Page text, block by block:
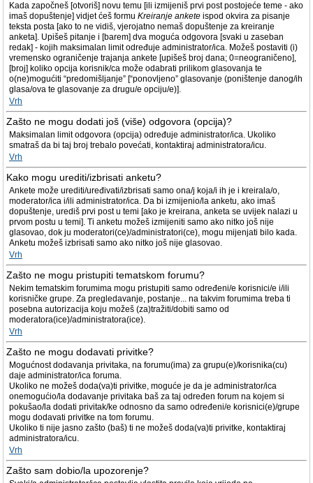
Kada započneš [otvoriš] novu temu [ili izmijeniš prvi post postojeće teme - ako
imaš dopuštenje] vidjet ćeš formu Kreiranje ankete ispod okvira za pisanje
teksta posta [ako to ne vidiš, vjerojatno nemaš dopuštenje za kreiranje
anketa]. Upišeš pitanje i [barem] dva moguća odgovora [svaki u zaseban
redak] - kojih maksimalan limit određuje administrator/ica. Možeš postaviti (i)
vremensko ograničenje trajanja ankete [upišeš broj dana; 0=neograničeno],
[broj] koliko opcija korisnik/ca može odabrati prilikom glasovanja te
o(ne)mogućiti “predomišljanje” [“ponovljeno” glasovanje (poništenje danog/ih
glasa/ova te glasovanje za drugu/e opciju/e)].
Vrh
Zašto ne mogu dodati još (više) odgovora (opcija)?
Maksimalan limit odgovora (opcija) određuje administrator/ica. Ukoliko
smatraš da bi taj broj trebalo povećati, kontaktiraj administratora/icu.
Vrh
Kako mogu urediti/izbrisati anketu?
Ankete može urediti/uređivati/izbrisati samo ona/j koja/i ih je i kreirala/o,
moderator/ica i/ili administrator/ica. Da bi izmijenio/la anketu, ako imaš
dopuštenje, urediš prvi post u temi [ako je kreirana, anketa se uvijek nalazi u
prvom postu u temi]. Ti anketu možeš izmijeniti samo ako nitko još nije
glasovao, dok ju moderatori(ce)/administratori(ce), mogu mijenjati bilo kada.
Anketu možeš izbrisati samo ako nitko još nije glasovao.
Vrh
Zašto ne mogu pristupiti tematskom forumu?
Nekim tematskim forumima mogu pristupiti samo određeni/e korisnici/e i/ili
korisničke grupe. Za pregledavanje, postanje... na takvim forumima treba ti
posebna autorizacija koju možeš (za)tražiti/dobiti samo od
moderatora(ice)/administratora(ice).
Vrh
Zašto ne mogu dodavati privitke?
Mogućnost dodavanja privitaka, na forumu(ima) za grupu(e)/korisnika(cu)
daje administrator/ica foruma.
Ukoliko ne možeš doda(va)ti privitke, moguće je da je administrator/ica
onemogućio/la dodavanje privitaka baš za taj određen forum na kojem si
pokušao/la dodati privitak/ke odnosno da samo određeni/e korisnici(e)/grupe
mogu dodavati privitke na tom forumu.
Ukoliko ti nije jasno zašto (baš) ti ne možeš doda(va)ti privitke, kontaktiraj
administratora/icu.
Vrh
Zašto sam dobio/la upozorenje?